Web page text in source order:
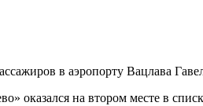
в аэропорту Вацлава
оказался на втором месте в